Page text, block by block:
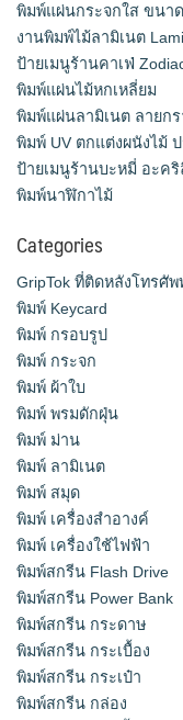
พิมพ์แผ่นกระจกใส ขนา
งานพิมพ์ไม้ลามิเนต
ป้ายเมนูร้านคาเฟ่
พิมพ์แผ่นไม้หกเหลี่ยม
พิมพ์แผ่นลามิเนต ลายก
พิมพ์ UV ตกแต่งผนังไม้ ป
ป้ายเมนูร้านบะหมี่ อะค
พิมพ์นาฬิกาไม้
Categories
GripTok ที่ติดหลังโทรศัพ
พิมพ์ Keycard
พิมพ์ กรอบรูป
พิมพ์ กระจก
พิมพ์ ผ้าใบ
พิมพ์ พรมดักฝุ่น
พิมพ์ ม่าน
พิมพ์ ลามิเนต
พิมพ์ สมุด
พิมพ์ เครื่องสําอางค์
พิมพ์ เครื่องใช้ไฟฟ้า
พิมพ์สกรีน Flash Drive
พิมพ์สกรีน Power Bank
พิมพ์สกรีน กระดาษ
พิมพ์สกรีน กระเบื้อง
พิมพ์สกรีน กระเป๋า
พิมพ์สกรีน กล่อง